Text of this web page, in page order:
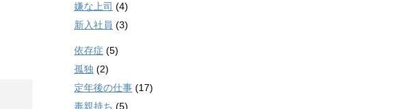
嫌な上司 (4)
新入社員 (3)
依存症 (5)
孤独 (2)
定年後の仕事 (17)
毒親持ち (5)